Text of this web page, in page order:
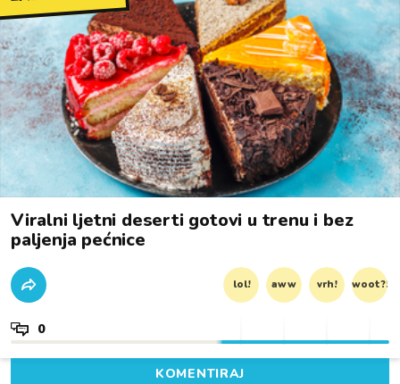
Viralni ljetni deserti gotovi u trenu i bez
paljenja pećnice
lol! aww vrh! woot?!
0
KOMENTIRAJ